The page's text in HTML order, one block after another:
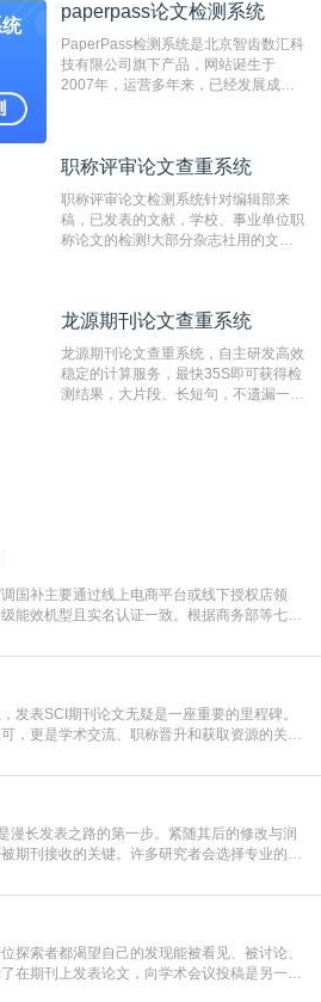
非。其次，相对于知网而言，万方检测
重的推荐系统。
paperpass论文检测系统
PaperPass检测系统是北京智齿数汇科
技有限公司旗下产品，网站诞生于
2007年，运营多年来，已经发展成为
检测速度快、精度高，市场反映良好。
职称评审论文查重系统
职称评审论文检测系统针对编辑部来
稿，已发表的文献，学校、事业单位职
称论文的检测!大部分杂志社用的文献
编辑部检测来稿和已发表的文献,检测
测时注意填写第一作者,才能排除已发
表文献复制比。（限制字符数1万）
龙源期刊论文查重系统
龙源期刊论文查重系统，自主研发高效
稳定的计算服务，最快35S即可获得检
测结果，大片段、长短句，不遗漏一处
国补主要通过线上电商平台或线下授权店领
能效机型且实名认证一致。根据商务部等七部
口令(如【家电补贴1637】、【国补立省
页面显示为准)进入补贴专场。淘宝/天猫也可
发表SCI期刊论文无疑是一座重要的里程碑。
，更是学术交流、职称晋升和获取资源的关键
，每一步都需要精心的策略与扎实的工作。本
介绍“发SCI文章”。一、精准定位是成功的第
是“投
漫长发表之路的第一步。紧随其后的修改与润
期刊接收的关键。许多研究者会选择专业的语
写作的理解。如何系统、高效地打磨自己的论
合国际期刊的要求，是每位研究者值得投入学
小编就为大家介
探索者都渴望自己的发现能被看见、被讨论、
在期刊上发表论文，向学术会议投稿是另一个